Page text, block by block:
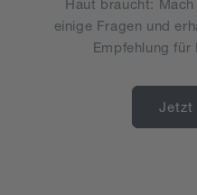
Haut braucht:
einige Fragen und
Empfehlung für
Jetzt